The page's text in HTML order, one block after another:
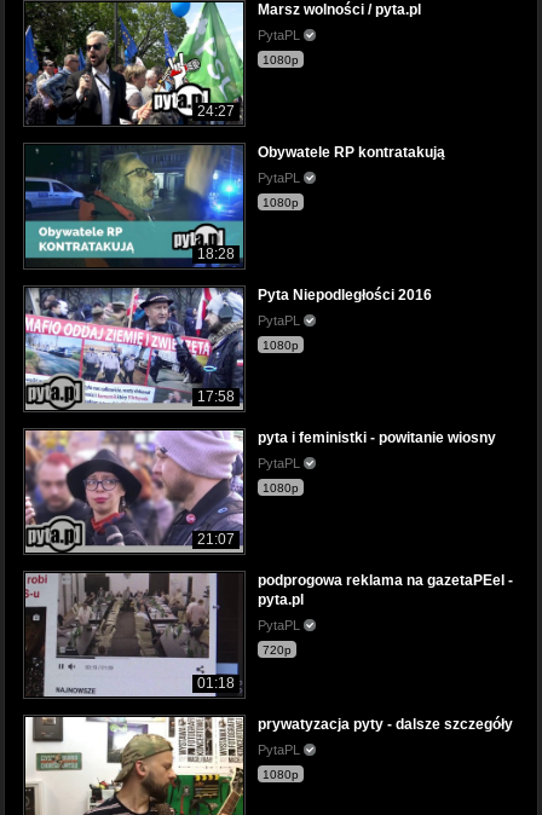
24:27
Marsz wolności / pyta.pl
PytaPL
1080p
18:28
Obywatele RP kontratakują
PytaPL
1080p
17:58
Pyta Niepodległości 2016
PytaPL
1080p
21:07
pyta i feministki - powitanie wiosny
PytaPL
1080p
01:18
podprogowa reklama na gazetaPEel -
pyta.pl
PytaPL
720p
prywatyzacja pyty - dalsze szczegóły
PytaPL
1080p